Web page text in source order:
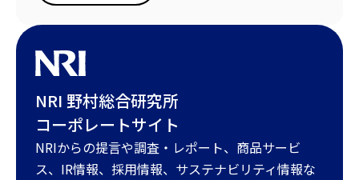
NRI 野村総合研究所
コーポレートサイト
NRIからの提言や調査・レポート、商品サービ
ス、IR情報、採用情報、サステナビリティ情報な